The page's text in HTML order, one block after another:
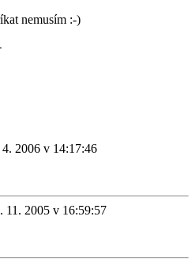
nemusím :-)
4. 2006 v 14:17:46
11. 2005 v 16:59:57